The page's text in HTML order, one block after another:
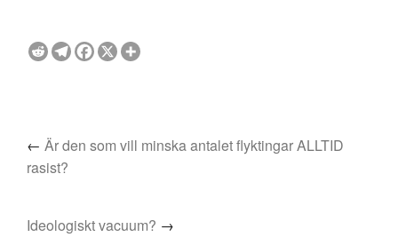
← Är den som vill minska antalet flyktingar ALLTID
rasist?
Ideologiskt vacuum? →